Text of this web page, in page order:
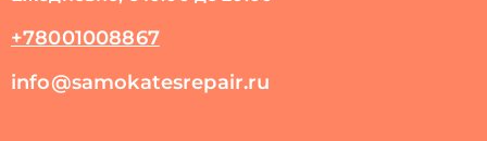
+78001008867
info@samokatesrepair.ru